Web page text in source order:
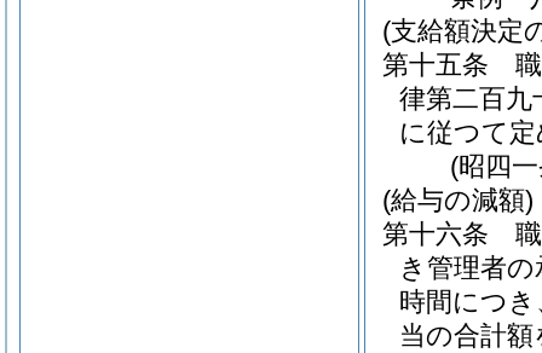
(支給額決定
第十五条
律第二百九
に従つて
(昭四
(給与の減額)
第十六条
き管理者
時間につ
当の合計